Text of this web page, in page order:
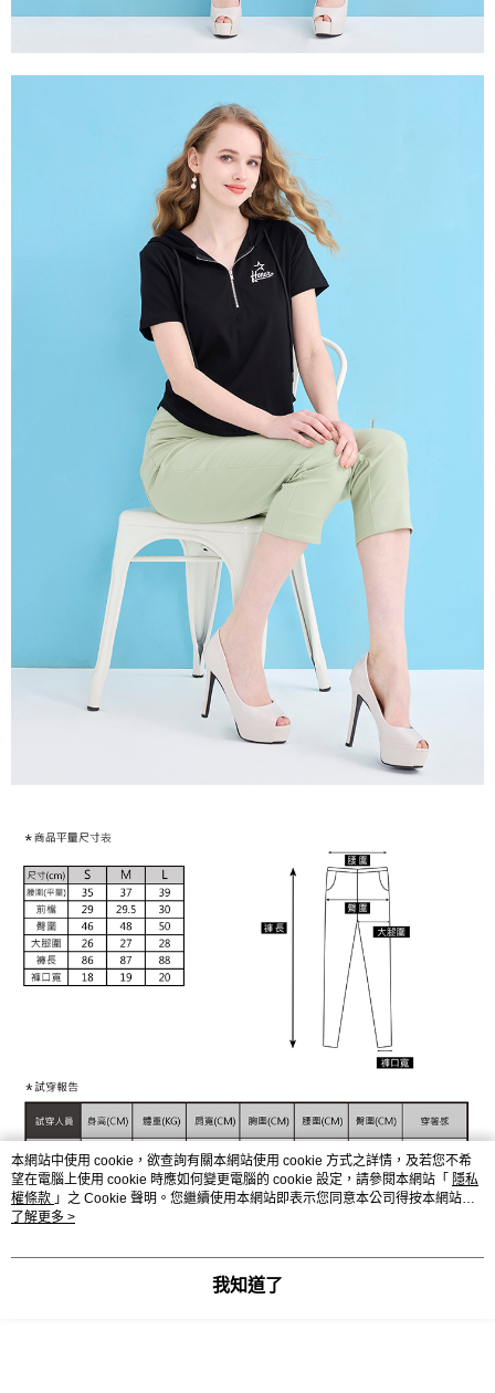
本網站中使用 cookie，欲查詢有關本網站使用 cookie 方式之詳情，及若您不希
望在電腦上使用 cookie 時應如何變更電腦的 cookie 設定，請參閱本網站「 隱私
權條款 」之 Cookie 聲明。您繼續使用本網站即表示您同意本公司得按本網站使
用條款之 Cookie 聲明使用 cookie。
了解更多 >
我知道了